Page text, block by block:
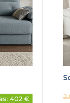
402 €